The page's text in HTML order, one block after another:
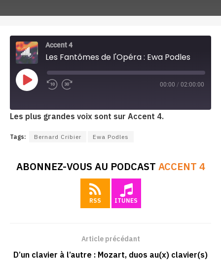
Accent 4
Les Fantômes de l'Opéra : Ewa Podles
Play
Episode
00:00 / 02:00:00
Les plus grandes voix sont sur Accent 4.
Tags: Bernard Cribier Ewa Podles
ABONNEZ-VOUS AU PODCAST ACCENT 4
RSS ITUNES
Article précédant
D’un clavier à l’autre : Mozart, duos au(x) clavier(s)